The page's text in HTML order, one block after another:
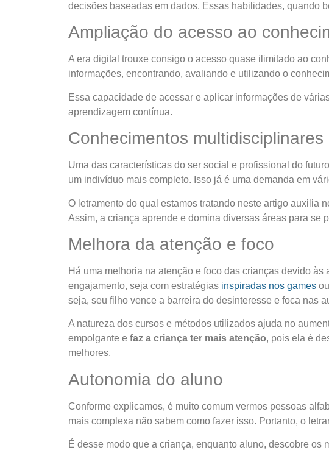
decisões baseadas em dados. Essas habilidades, quando
Ampliação do acesso ao
A era digital trouxe consigo o acesso quase ilimitado ao
informações, encontrando, avaliando e utilizando o
Essa capacidade de acessar e aplicar informações de
aprendizagem contínua.
Conhecimentos multidisciplinares
Uma das características do ser social e profissional do
um indivíduo mais completo. Isso já é uma demanda em
O letramento do qual estamos tratando neste artigo auxilia
Assim, a criança aprende e domina diversas áreas para se
Melhora da atenção e foco
Há uma melhoria na atenção e foco das crianças devido
engajamento, seja com estratégias inspiradas nos games
seja, seu filho vence a barreira do desinteresse e foca nas
A natureza dos cursos e métodos utilizados ajuda no
empolgante e faz a criança ter mais atenção, pois ela é
melhores.
Autonomia do aluno
Conforme explicamos, é muito comum vermos pessoas
mais complexa não sabem como fazer isso. Portanto, o
É desse modo que a criança, enquanto aluno, descobre